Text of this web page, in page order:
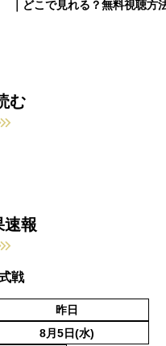
｜どこで見れる？無料視聴方
む
速報
戦
昨日
8月5日(水)